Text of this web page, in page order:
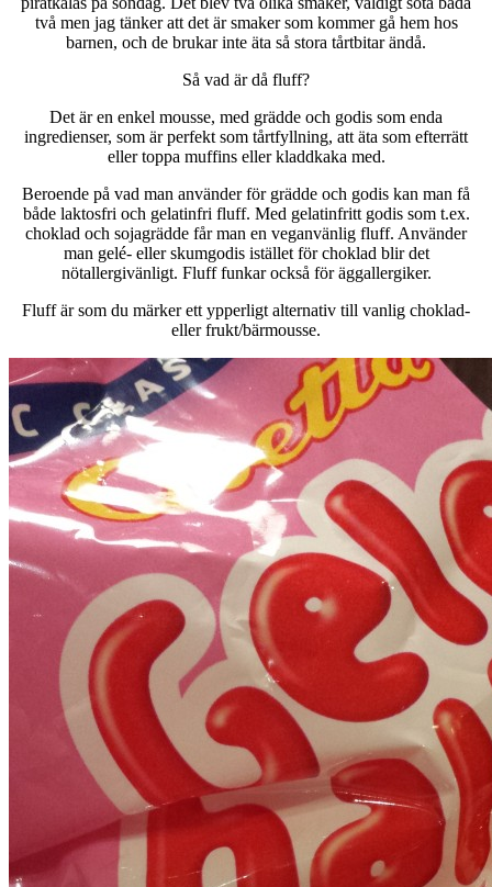
två men jag tänker att det är smaker som kommer gå hem hos
barnen, och de brukar inte äta så stora tårtbitar ändå.
Så vad är då fluff?
Det är en enkel mousse, med grädde och godis som enda
ingredienser, som är perfekt som tårtfyllning, att äta som efterrätt
eller toppa muffins eller kladdkaka med.
Beroende på vad man använder för grädde och godis kan man få
både laktosfri och gelatinfri fluff. Med gelatinfritt godis som t.ex.
choklad och sojagrädde får man en veganvänlig fluff. Använder
man gelé- eller skumgodis istället för choklad blir det
nötallergivänligt. Fluff funkar också för äggallergiker.
Fluff är som du märker ett ypperligt alternativ till vanlig choklad-
eller frukt/bärmousse.